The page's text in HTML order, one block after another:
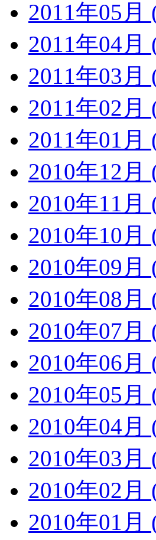
2011年05月
2011年04月
2011年03月
2011年02月
2011年01月
2010年12月
2010年11月
2010年10月
2010年09月
2010年08月
2010年07月
2010年06月
2010年05月
2010年04月
2010年03月
2010年02月
2010年01月